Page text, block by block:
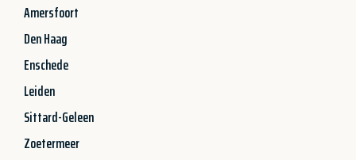
Amersfoort
Den Haag
Enschede
Leiden
Sittard-Geleen
Zoetermeer